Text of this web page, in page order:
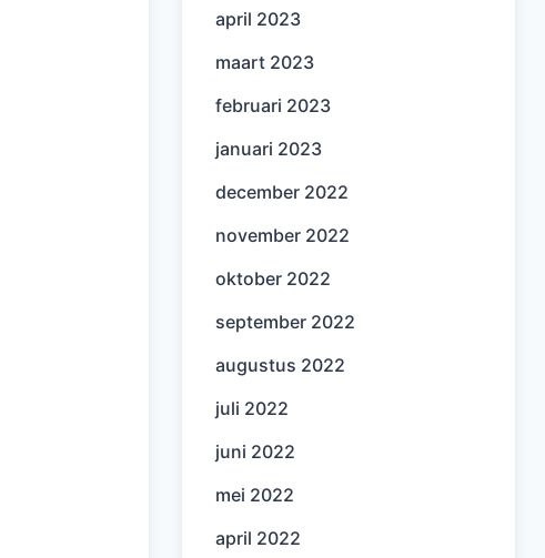
april 2023
maart 2023
februari 2023
januari 2023
december 2022
november 2022
oktober 2022
september 2022
augustus 2022
juli 2022
juni 2022
mei 2022
april 2022